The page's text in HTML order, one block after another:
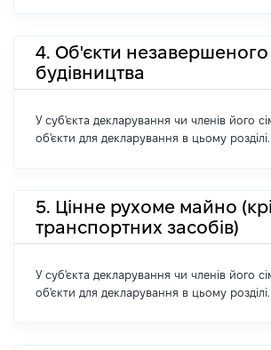
4. Об'єкти незавершеного
будівництва
У суб'єкта декларування чи членів його
об'єкти для декларування в цьому розділі.
5. Цінне рухоме майно
транспортних засобів)
У суб'єкта декларування чи членів його
об'єкти для декларування в цьому розділі.